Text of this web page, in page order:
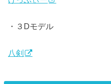
・３Dモデル
八剣